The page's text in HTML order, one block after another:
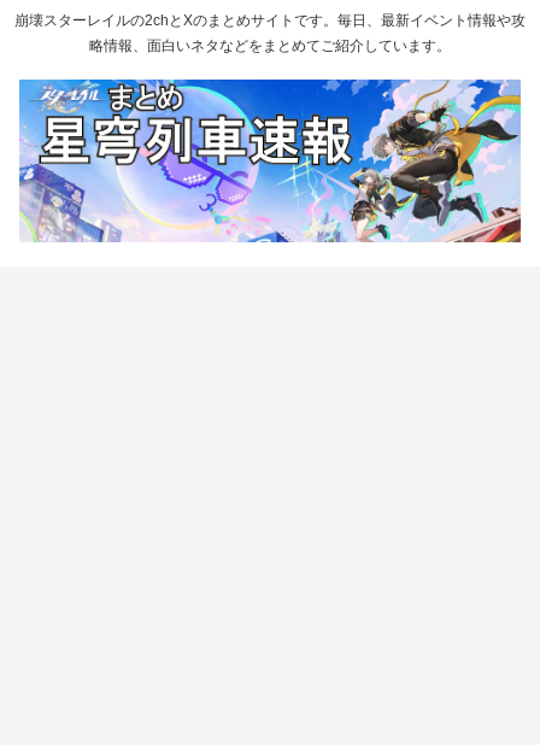
崩壊スターレイルの2chとXのまとめサイトです。毎日、最新イベント情報や攻
略情報、面白いネタなどをまとめてご紹介しています。